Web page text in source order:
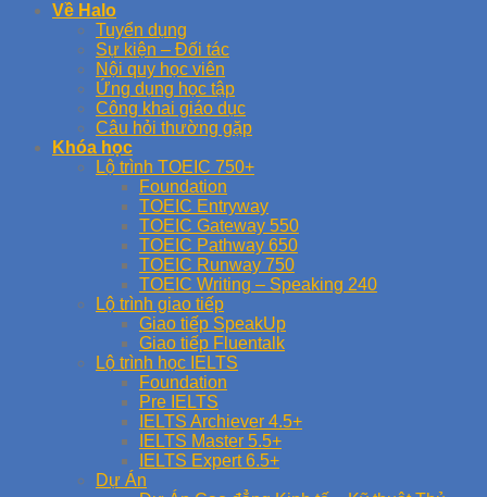
Về Halo
Tuyển dụng
Sự kiện – Đối tác
Nội quy học viên
Ứng dụng học tập
Công khai giáo dục
Câu hỏi thường gặp
Khóa học
Lộ trình TOEIC 750+
Foundation
TOEIC Entryway
TOEIC Gateway 550
TOEIC Pathway 650
TOEIC Runway 750
TOEIC Writing – Speaking 240
Lộ trình giao tiếp
Giao tiếp SpeakUp
Giao tiếp Fluentalk
Lộ trình học IELTS
Foundation
Pre IELTS
IELTS Archiever 4.5+
IELTS Master 5.5+
IELTS Expert 6.5+
Dự Án